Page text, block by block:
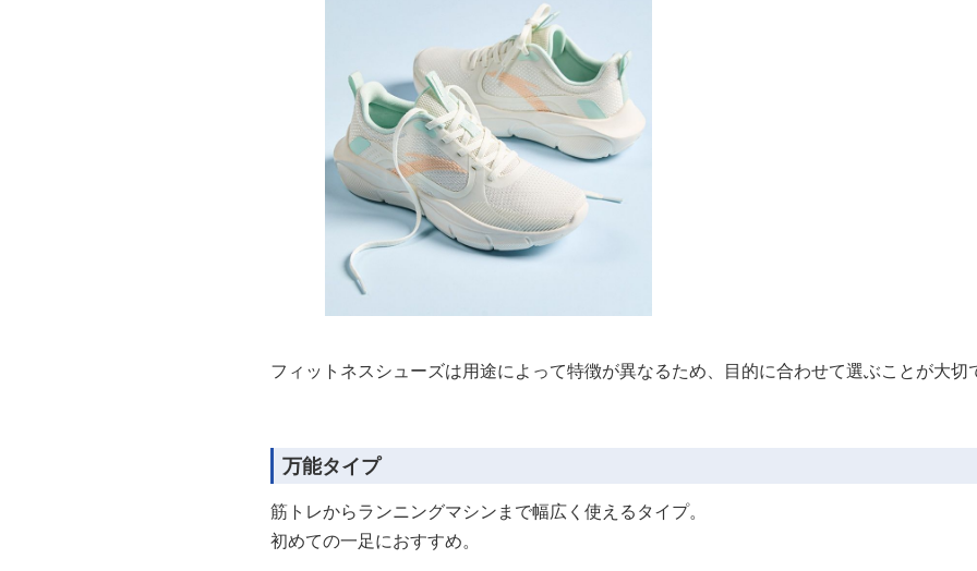
フィットネスシューズは用途によって特徴が異なるため、目的に合わせて選ぶことが大切
万能タイプ
筋トレからランニングマシンまで幅広く使えるタイプ。
初めての一足におすすめ。